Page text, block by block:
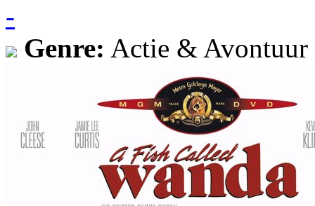
-
Genre: Actie &